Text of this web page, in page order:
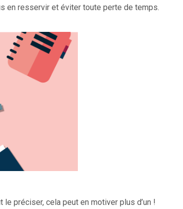
en resservir et éviter toute perte de temps.
le préciser, cela peut en motiver plus d’un !